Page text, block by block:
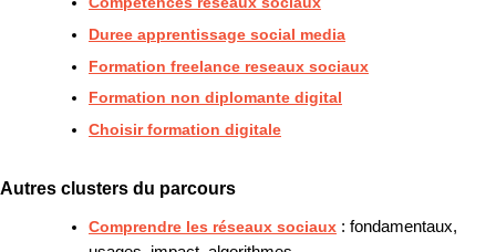
Duree apprentissage social media
Formation freelance reseaux sociaux
Formation non diplomante digital
Choisir formation digitale
Autres clusters du parcours
Comprendre les réseaux sociaux : fondamentaux,